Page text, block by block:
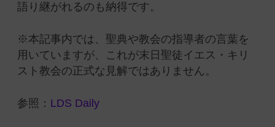
語り継がれるのも納得です。
※本記事内では、聖典や教会の指導者の言葉を
用いていますが、これが末日聖徒イエス・キリ
スト教会の正式な見解ではありません。
参照： LDS Daily